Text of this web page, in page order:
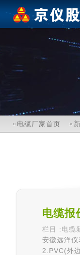
电缆厂家首页
电缆报
栏目 :电缆
安徽远洋
2.PVC(外